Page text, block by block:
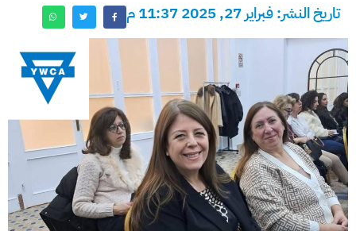
تاريخ النشر: فبراير 27, 2025 11:37 م